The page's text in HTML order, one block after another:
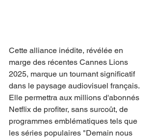
Cette alliance inédite, révélée en
marge des récentes Cannes Lions
2025, marque un tournant significatif
dans le paysage audiovisuel français.
Elle permettra aux millions d'abonnés
Netflix de profiter, sans surcoût, de
programmes emblématiques tels que
les séries populaires "Demain nous